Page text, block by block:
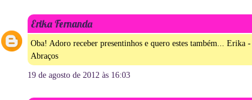
Erika Fernanda
Oba! Adoro receber presentinhos e quero estes também... Erika
Abraços
19 de agosto de 2012 às 16:03